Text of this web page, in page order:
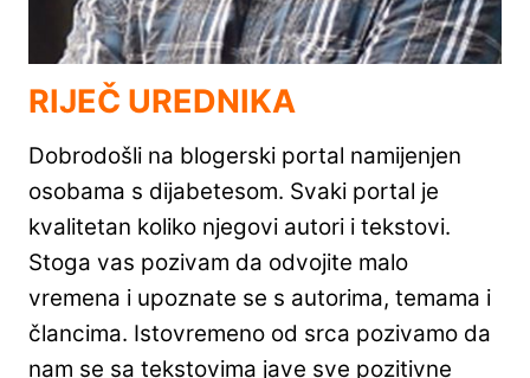
RIJEČ UREDNIKA
Dobrodošli na blogerski portal namijenjen
osobama s dijabetesom. Svaki portal je
kvalitetan koliko njegovi autori i tekstovi.
Stoga vas pozivam da odvojite malo
vremena i upoznate se s autorima, temama i
člancima. Istovremeno od srca pozivamo da
nam se sa tekstovima jave sve pozitivne